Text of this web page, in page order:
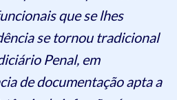
que se lhes
se tornou tradicional
Penal, em
de documentação apta a